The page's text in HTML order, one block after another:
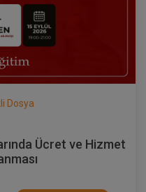
Dosya
Ücret ve Hizmet